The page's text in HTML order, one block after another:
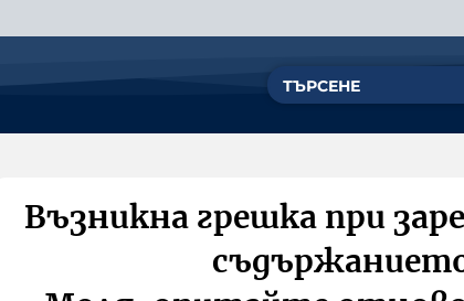
Възникна грешка при